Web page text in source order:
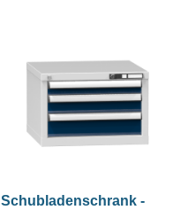
Schubladenschrank -